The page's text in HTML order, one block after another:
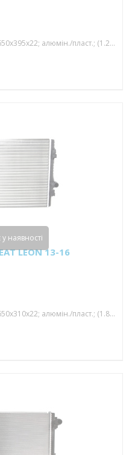
Примітка: з/без конд.; акпп/мкпп; 650x395x22; алюмін./пласт.; (1.2 tfsi/1.4 tfsi/1.6 tdi/2.0 tdi/1.0 tfsi/1.5 tfsi/1.2 tsi/1.4 tsi/1; механічний
LEON 13-16
Примітка: з/без конд.; акпп/мкпп; 650x310x22; алюмін./пласт.; (1.8 tfsi/2.0 tfsi/2.0 tsi/1.8 tsi/2.0 gti); паяний
наявності